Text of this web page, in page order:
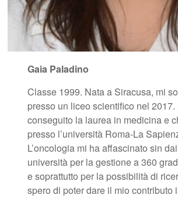
Gaia Paladino
Classe 1999. Nata a Siracusa, mi
presso un liceo scientifico nel 2017.
conseguito la laurea in medicina e
presso l’università Roma-La
L’oncologia mi ha affascinato sin
università per la gestione a 360
e soprattutto per la possibilità di
spero di poter dare il mio contributo